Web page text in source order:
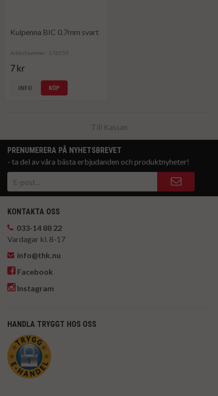
Kulpenna BIC 0.7mm svart
Artikelnummer: 178559
7 kr
INFO KÖP
Till Kassan
PRENUMERERA PÅ NYHETSBREVET
- ta del av våra bästa erbjudanden och produktnyheter!
KONTAKTA OSS
033-14 88 22
Vardagar kl. 8-17
info@thk.nu
Facebook
Instagram
HANDLA TRYGGT HOS OSS